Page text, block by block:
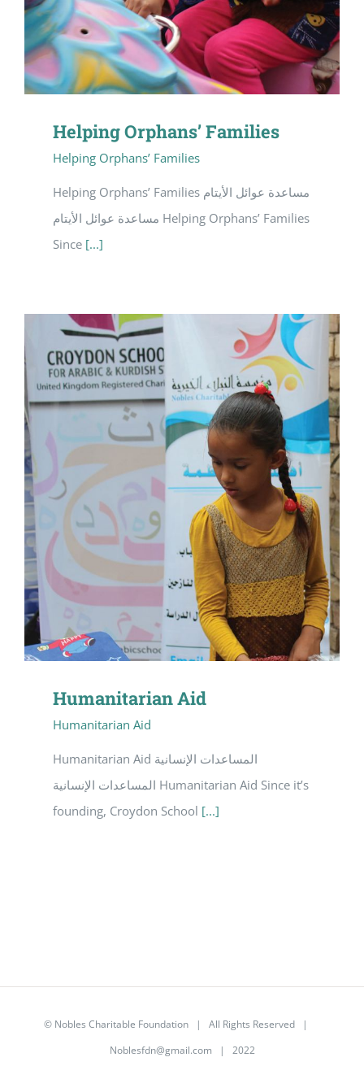
Helping Orphans’ Families
Helping Orphans’ Families
Helping Orphans’ Families مساعدة عوائل الأيتام
مساعدة عوائل الأيتام Helping Orphans’ Families
Since [...]
Humanitarian Aid
Humanitarian Aid
Humanitarian Aid المساعدات الإنسانية
المساعدات الإنسانية Humanitarian Aid Since it’s
founding, Croydon School [...]
© Nobles Charitable Foundation | All Rights Reserved |
Noblesfdn@gmail.com | 2022